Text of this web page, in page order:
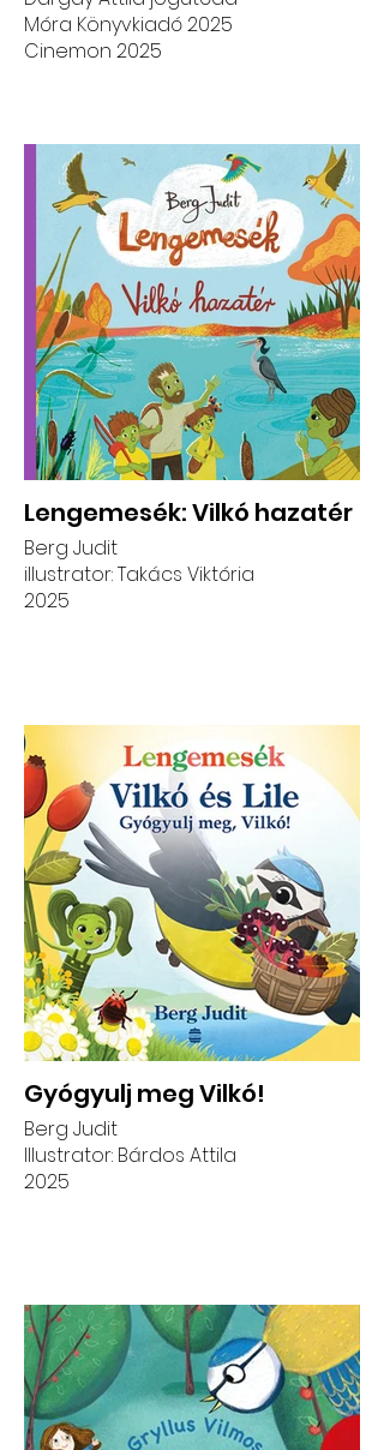
Móra Könyvkiadó 2025
Cinemon 2025
Dargay Attila és Balassa Krisztián
forgatókönyve nyomán írta Dér
Adrienn
Lengemesék: Vilkó hazatér
Berg Judit
illustrator: Takács Viktória
2025
Gyógyulj meg Vilkó!
Berg Judit
Illustrator: Bárdos Attila
2025